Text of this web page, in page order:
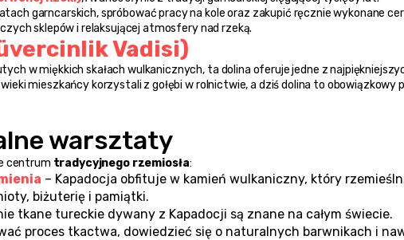
garncarskich, spróbować pracy na kole oraz zakupić ręcznie wykonane
sklepów i relaksującej atmosfery nad rzeką.
Vadisi)
w miękkich skałach wulkanicznych, ta dolina oferuje jedne z
mieszkańcy korzystali z gołębi w rolnictwie, a dziś dolina to obowiązkowy
warsztaty
centrum tradycyjnego rzemiosła:
– Kapadocja obfituje w kamień wulkaniczny, który
biżuterię i pamiątki.
tkane tureckie dywany z Kapadocji są znane na całym świecie.
proces tkactwa, dowiedzieć się o naturalnych barwnikach i